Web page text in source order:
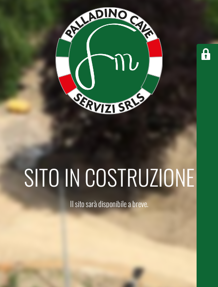
SITO IN COSTRUZIONE
Il sito sarà disponibile a breve.